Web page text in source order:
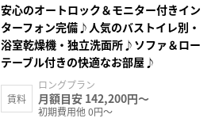
安心のオートロック＆モニター付きイン
ターフォン完備♪人気のバストイレ別・
浴室乾燥機・独立洗面所♪ソファ＆ロー
テーブル付きの快適なお部屋♪
賃料
ロングプラン
月額目安 142,200円～
初期費用他 0円～